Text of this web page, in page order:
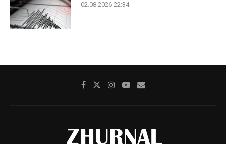
02.08.2026 22:34